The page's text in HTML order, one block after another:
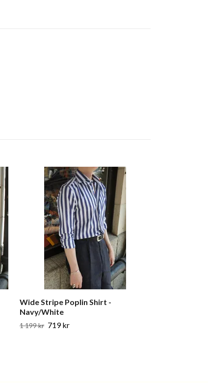
Wide Stripe Poplin Shirt -
Navy/White
1 199 kr 719 kr